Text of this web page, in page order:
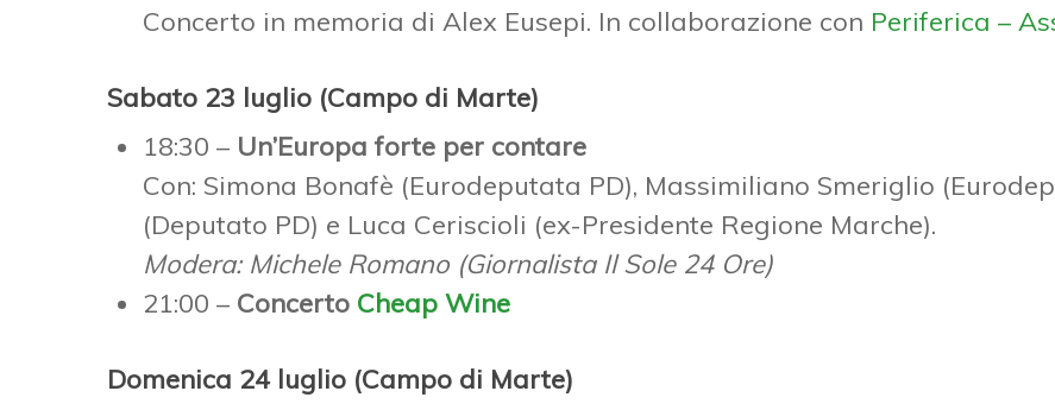
Concerto in memoria di Alex Eusepi. In collaborazione con Periferica –
Sabato 23 luglio (Campo di Marte)
18:30 – Un’Europa forte per contare
Con: Simona Bonafè (Eurodeputata PD), Massimiliano Smeriglio
(Deputato PD) e Luca Ceriscioli (ex-Presidente Regione Marche).
Modera: Michele Romano (Giornalista Il Sole 24 Ore)
21:00 – Concerto Cheap Wine
Domenica 24 luglio (Campo di Marte)